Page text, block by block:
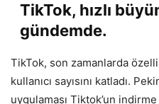
TikTok, hızlı
gündemde.
TikTok, son zamanlarda
kullanıcı sayısını katladı.
uygulaması Tiktok’un